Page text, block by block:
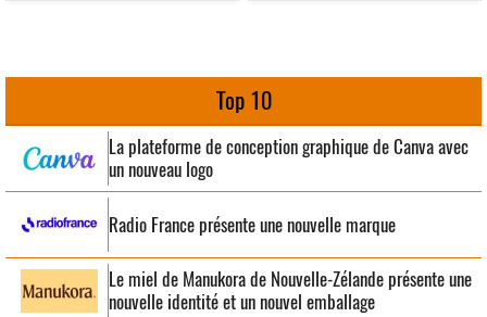
Top 10
La plateforme de conception graphique de Canva avec
un nouveau logo
Radio France présente une nouvelle marque
Le miel de Manukora de Nouvelle-Zélande présente une
nouvelle identité et un nouvel emballage